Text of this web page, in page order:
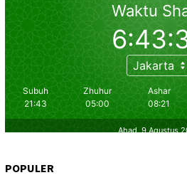
POPULER